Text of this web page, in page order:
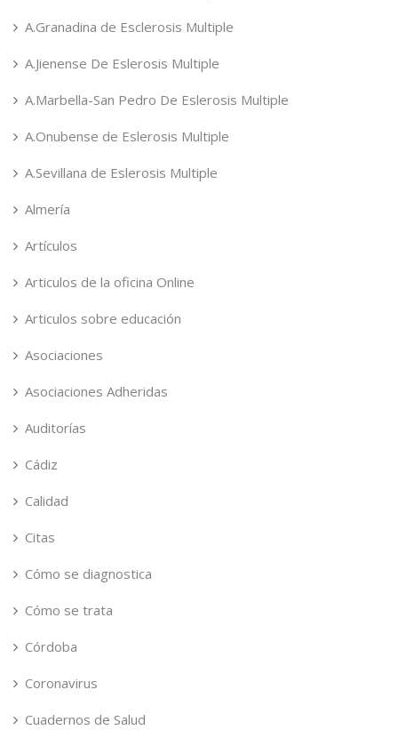
A.Granadina de Esclerosis Multiple
A.Jienense De Eslerosis Multiple
A.Marbella-San Pedro De Eslerosis Multiple
A.Onubense de Eslerosis Multiple
A.Sevillana de Eslerosis Multiple
Almería
Artículos
Articulos de la oficina Online
Articulos sobre educación
Asociaciones
Asociaciones Adheridas
Auditorías
Cádiz
Calidad
Citas
Cómo se diagnostica
Cómo se trata
Córdoba
Coronavirus
Cuadernos de Salud